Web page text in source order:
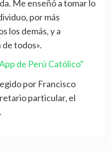
Me enseñó a tomar lo
por más
los demás, y a
todos».
de Perú Católico"
por Francisco
particular, el